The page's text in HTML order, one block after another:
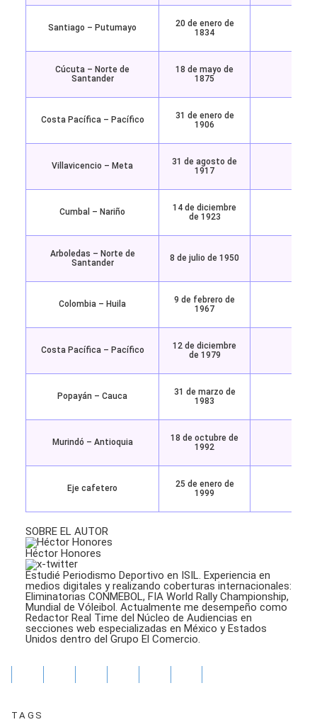
Santiago – Putumayo
20 de enero de
1834
Cúcuta – Norte de
Santander
18 de mayo de
1875
Costa Pacífica – Pacífico
31 de enero de
1906
Villavicencio – Meta
31 de agosto de
1917
Cumbal – Nariño
14 de diciembre
de 1923
Arboledas – Norte de
Santander
8 de julio de 1950
Colombia – Huila
9 de febrero de
1967
Costa Pacífica – Pacífico
12 de diciembre
de 1979
Popayán – Cauca
31 de marzo de
1983
Murindó – Antioquia
18 de octubre de
1992
Eje cafetero
25 de enero de
1999
SOBRE EL AUTOR
Héctor Honores
Estudié Periodismo Deportivo en ISIL. Experiencia en
medios digitales y realizando coberturas internacionales:
Eliminatorias CONMEBOL, FIA World Rally Championship,
Mundial de Vóleibol. Actualmente me desempeño como
Redactor Real Time del Núcleo de Audiencias en
secciones web especializadas en México y Estados
Unidos dentro del Grupo El Comercio.
TAGS